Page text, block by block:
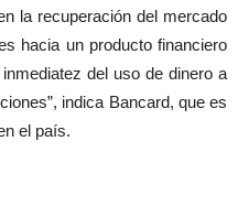
la recuperación del mercado
hacia un producto financiero
del uso de dinero a
indica Bancard, que es
el país.